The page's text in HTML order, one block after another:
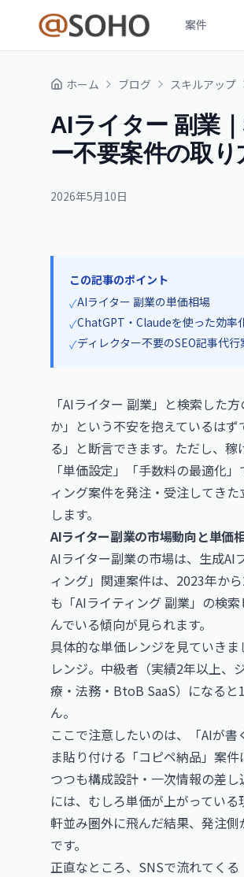
案件
ホーム ブログ スキルアップ
AIライター 副業
ー不要案件の取り
2026年5月10日
この記事のポイント
✓AIライター 副業の単価相場
✓ChatGPT・Claudeを使った効率
✓ディレクター不要のSEO記事代
「AIライター 副業」と検索した
か」という不安を抱えているは
る」と断言できます。ただし、
「単価設定」「手数料の最適化
ィング案件を発注・受注してき
します。
AIライター副業の市場動向と単価
AIライター副業の市場は、生成AI
ィング」関連案件は、2023年か
も「AIライティング 副業」の検
んでいる傾向が見られます。
具体的な単価レンジを見ていき
レンジ。中級者（実績2年以上、
療・法務・BtoB SaaS）になる
ん。
ここで注意したいのは、「AIが
ま貼り付ける「コピペ納品」案
つつも構成設計・一次情報の差
には、むしろ単価が上がってい
軒並み圏外に飛んだ結果、発注
です。
正直なところ、SNSで流れてく